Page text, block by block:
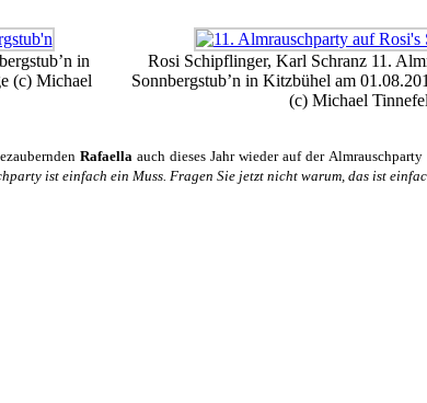
in
(c) Michael
Rosi Schipflinger, Karl Schranz 11.
Sonnbergstub’n in Kitzbühel am
(c) Michael
Rafaellaauch dieses Jahr wieder auf der
ist einfach ein Muss. Fragen Sie jetzt nicht warum, das ist